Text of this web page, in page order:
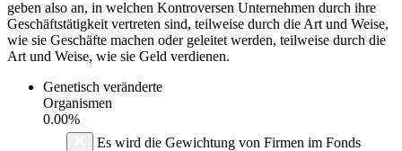
geben also an, in welchen Kontroversen Unternehmen durch ihre
Geschäftstätigkeit vertreten sind, teilweise durch die Art und Weise,
wie sie Geschäfte machen oder geleitet werden, teilweise durch die
Art und Weise, wie sie Geld verdienen.
Genetisch veränderte
Organismen
0.00%
Es wird die Gewichtung von Firmen im Fonds